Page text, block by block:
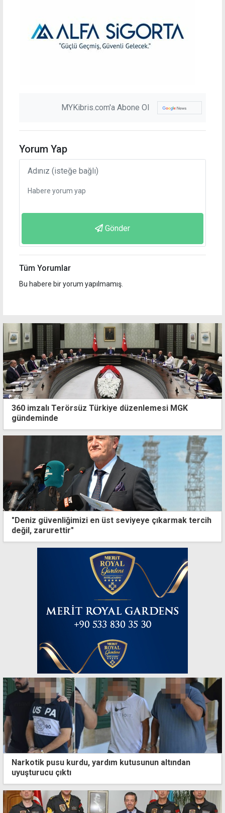
MYKibris.com'a Abone Ol
Yorum Yap
Gönder
Tüm Yorumlar
Bu habere bir yorum yapılmamış.
360 imzalı Terörsüz Türkiye düzenlemesi MGK
gündeminde
"Deniz güvenliğimizi en üst seviyeye çıkarmak tercih
değil, zarurettir"
Narkotik pusu kurdu, yardım kutusunun altından
uyuşturucu çıktı